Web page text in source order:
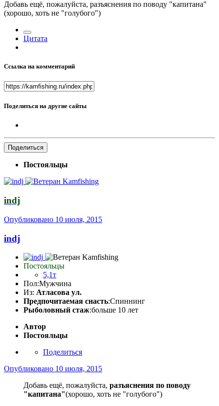
Добавь ещё, пожалуйста, разъяснения по поводу "капитана"
(хорошо, хоть не "голубого")
Цитата
Ссылка на комментарий
Поделиться на другие сайты
Поделиться
Постояльцы
indj
Опубликовано 10 июля, 2015
indj
Постояльцы
5,1т
Пол:Мужчина
Из: Атласова ул.
Предпочитаемая снасть:Спиннинг
Рыболовный стаж:больше 10 лет
Автор
Постояльцы
Поделиться
Опубликовано 10 июля, 2015
Добавь ещё, пожалуйста, разъяснения по поводу
"капитана"(хорошо, хоть не "голубого")